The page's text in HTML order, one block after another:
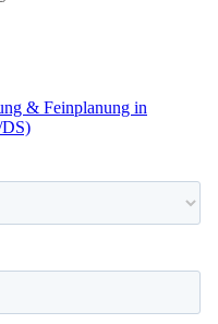
& Feinplanung in